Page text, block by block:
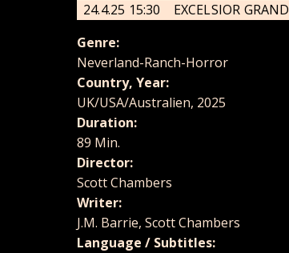
24.4.25 15:30
EXCELSIOR GRAND
Genre:
Neverland-Ranch-Horror
Country, Year:
UK/USA/Australien, 2025
Duration:
89 Min.
Director:
Scott Chambers
Writer:
J.M. Barrie, Scott Chambers
Language / Subtitles: